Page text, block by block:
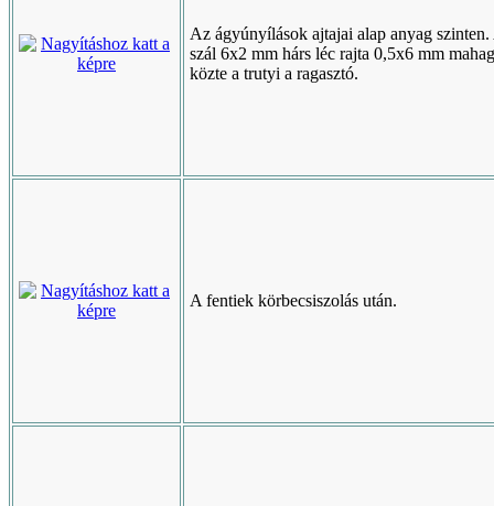
Az ágyúnyílások ajtajai alap anyag
szál 6x2 mm hárs léc rajta 0,5x6 mm
közte a trutyi a ragasztó.
A fentiek körbecsiszolás után.